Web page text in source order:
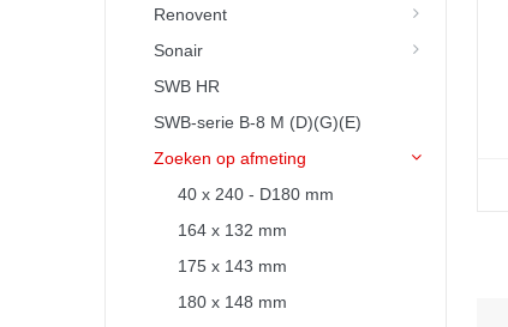
Renovent
Sonair
SWB HR
SWB-serie B-8 M (D)(G)(E)
Zoeken op afmeting
40 x 240 - D180 mm
164 x 132 mm
175 x 143 mm
180 x 148 mm